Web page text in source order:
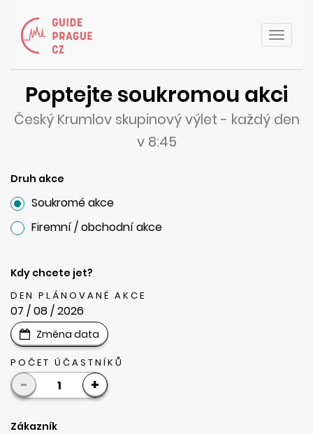
Toggle
Poptejte soukromou akci
Český Krumlov skupinový výlet - každý den
v 8:45
Druh akce
Soukromé akce
Firemní / obchodní akce
Kdy chcete jet?
DEN PLÁNOVANÉ AKCE
07 / 08 / 2026
Změna data
POČET ÚČASTNÍKŮ
- 1 +
Zákazník